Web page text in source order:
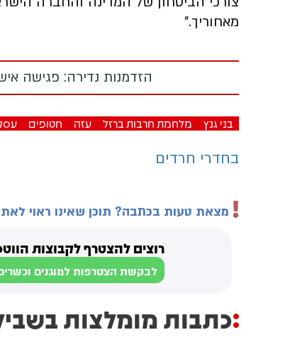
מאחוריך."
הזדמנות נדירה: פגישה
בני גנץ מלחמת חרבות ברזל עזה חטופים
בחדרי חרדים
מצאת טעות בכתבה? תוכן שאינו ראוי
רוצים להצטרף לקבוצות
לבקשת הצטרפות למוגנים
כתבות מומלצות